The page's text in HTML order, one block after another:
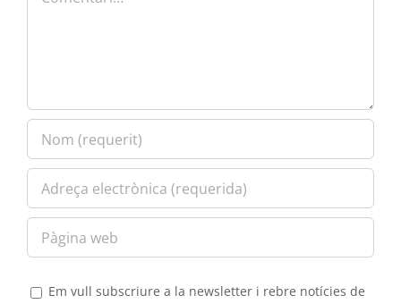
Em vull subscriure a la newsletter i rebre notícies de